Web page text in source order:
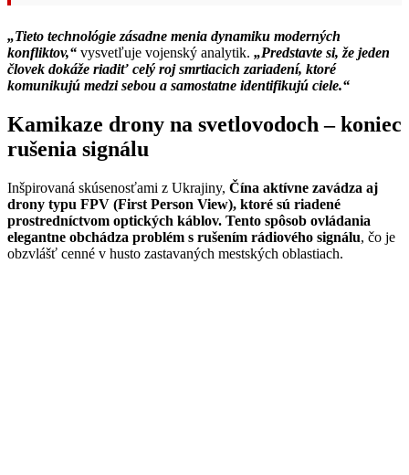
„Tieto technológie zásadne menia dynamiku moderných
konfliktov,“ vysvetľuje vojenský analytik. „Predstavte si, že jeden
človek dokáže riadiť celý roj smrtiacich zariadení, ktoré
komunikujú medzi sebou a samostatne identifikujú ciele.“
Kamikaze drony na svetlovodoch – koniec
rušenia signálu
Inšpirovaná skúsenosťami z Ukrajiny, Čína aktívne zavádza aj
drony typu FPV (First Person View), ktoré sú riadené
prostredníctvom optických káblov. Tento spôsob ovládania
elegantne obchádza problém s rušením rádiového signálu, čo je
obzvlášť cenné v husto zastavaných mestských oblastiach.